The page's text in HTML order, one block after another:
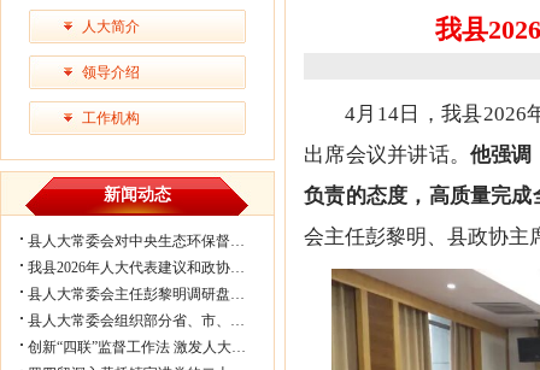
人大简介
领导介绍
工作机构
新闻动态
县人大常委会对中央生态环保督察反馈...
我县2026年人大代表建议和政协委员提...
县人大常委会主任彭黎明调研盘谷镇乡...
县人大常委会组织部分省、市、县人大代...
创新“四联”监督工作法 激发人大履职...
我县
4月14日，我县2026
出席会议并讲话。 他强调
负责的态度，高质量完
会主任彭黎明、县政协主